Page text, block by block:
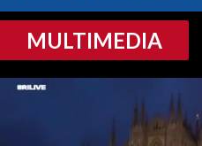
CRONACA SARDEGNA
PROVINCIA DI CAGLIARI
MULTIMEDIA